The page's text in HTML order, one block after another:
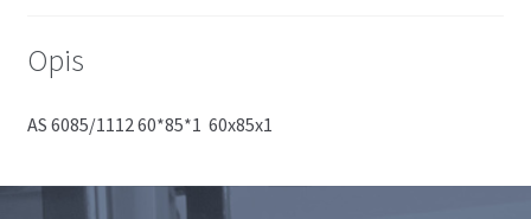
Opis
AS 6085/1112 60*85*1 60x85x1